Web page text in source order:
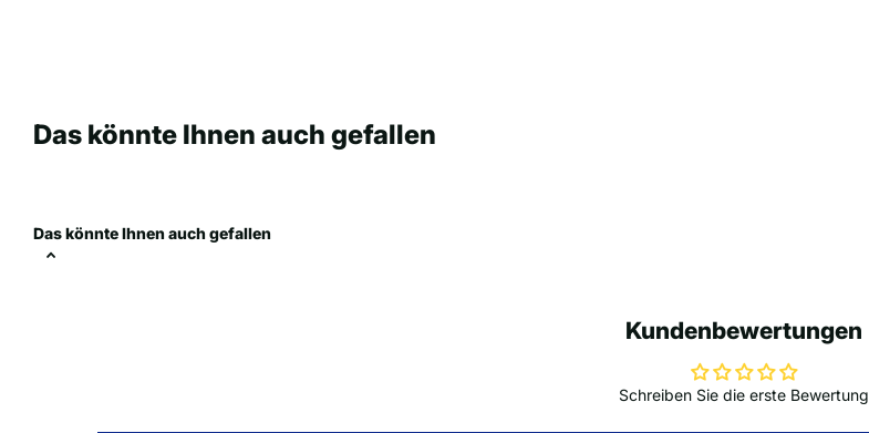
Das könnte Ihnen auch gefallen
Das könnte Ihnen auch gefallen
Kundenbewertungen
Schreiben Sie die erste Bewertung